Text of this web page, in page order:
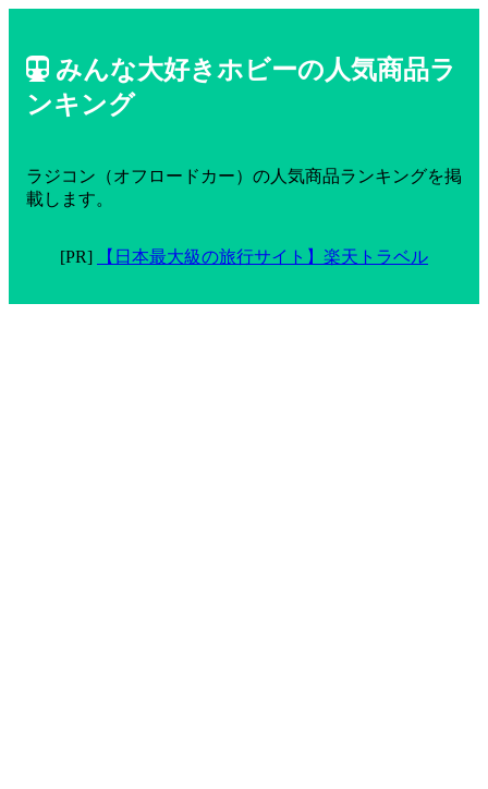
みんな大好きホビーの人気商品ラ
ンキング
ラジコン（オフロードカー）の人気商品ランキングを掲
載します。
[PR] 【日本最大級の旅行サイト】楽天トラベル